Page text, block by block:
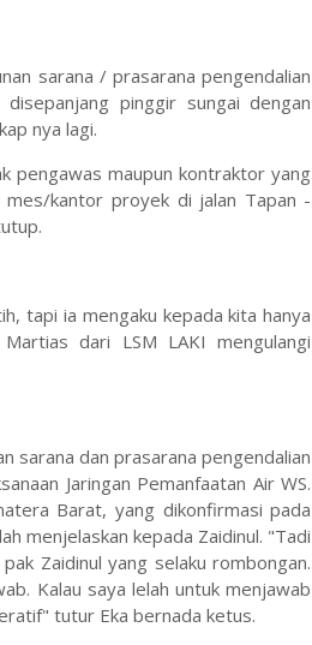
sarana / prasarana pengendalian
pinggir sungai dengan
nya lagi.
pengawas maupun kontraktor yang
mes/kantor proyek di jalan Tapan -
tapi ia mengaku kepada kita hanya
dari LSM LAKI mengulangi
sarana dan prasarana pengendalian
Jaringan Pemanfaatan Air WS.
Barat, yang dikonfirmasi pada
menjelaskan kepada Zaidinul. "Tadi
Zaidinul yang selaku rombongan.
Kalau saya lelah untuk menjawab
tutur Eka bernada ketus.